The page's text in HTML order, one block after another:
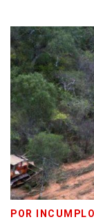
POR